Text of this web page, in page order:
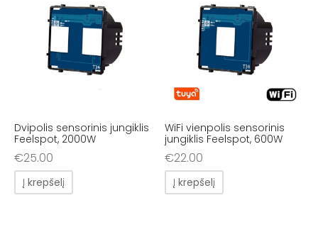
Dvipolis sensorinis jungiklis
Feelspot, 2000W
€25.00
Į krepšelį
WiFi vienpolis sensorinis
jungiklis Feelspot, 600W
€22.00
Į krepšelį